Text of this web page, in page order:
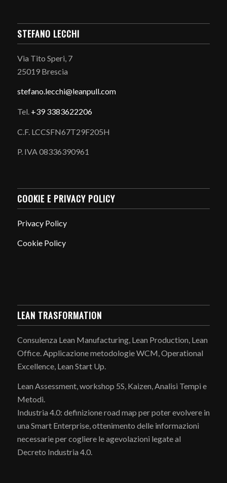
STEFANO LECCHI
Via Tito Speri, 7
25019 Brescia
stefano.lecchi@leanpull.com
Tel. +39 3383622206
C.F. LCCSFN67T29F205H
P. IVA 08336390961
COOKIE E PRIVACY POLICY
Privacy Policy
Cookie Policy
LEAN TRASFORMATION
Consulenza Lean Manufacturing, Lean Production, Lean
Office. Applicazione metodologie WCM, Operational
Excellence, Lean Start Up.
Lean Assessment, workshop 5S, Kaizen, Analisi Tempi e
Metodi.
Industria 4.0: definizione road map per poter evolvere in
una Smart Enterprise, ottenimento delle informazioni
necessarie per cogliere le agevolazioni legate al
Decreto Industria 4.0.